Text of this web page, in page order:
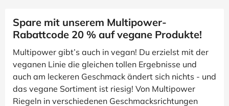
Spare mit unserem Multipower-
Rabattcode 20 % auf vegane Produkte!
Multipower gibt’s auch in vegan! Du erzielst mit der
veganen Linie die gleichen tollen Ergebnisse und
auch am leckeren Geschmack ändert sich nichts - und
das vegane Sortiment ist riesig! Von Multipower
Riegeln in verschiedenen Geschmacksrichtungen